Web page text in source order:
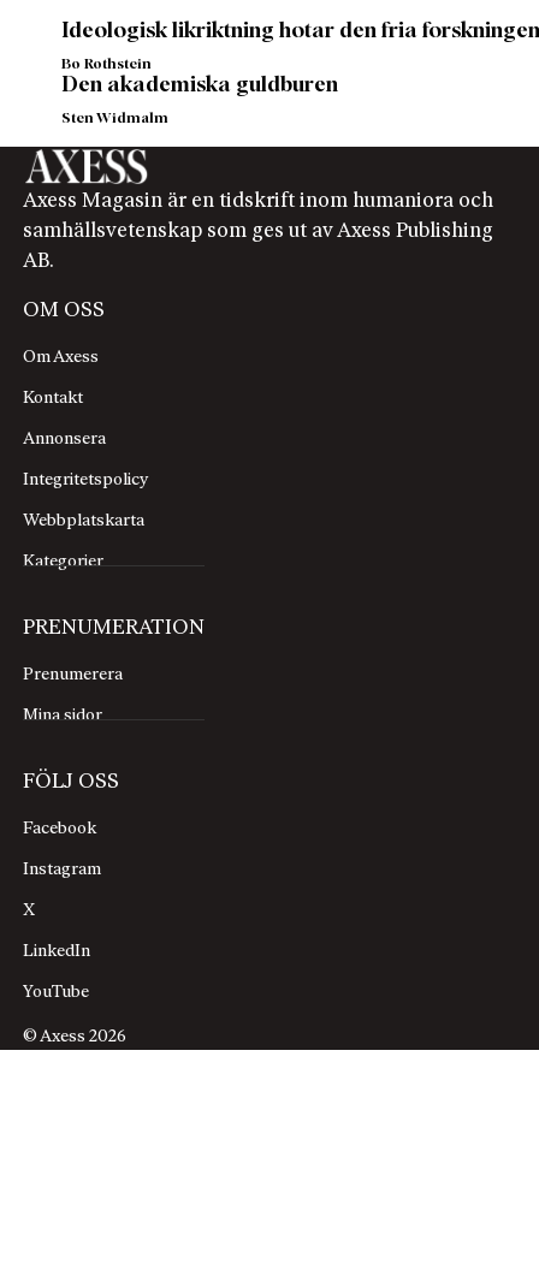
Ideologisk likriktning hotar den fria
Bo Rothstein
Den akademiska guldburen
Sten Widmalm
Axess Magasin är en tidskrift inom humaniora och
samhällsvetenskap som ges ut av Axess Publishing
AB.
OM OSS
Om Axess
Kontakt
Annonsera
Integritetspolicy
Webbplatskarta
Kategorier
PRENUMERATION
Prenumerera
Mina sidor
FÖLJ OSS
Facebook
Instagram
X
LinkedIn
YouTube
© Axess 2026